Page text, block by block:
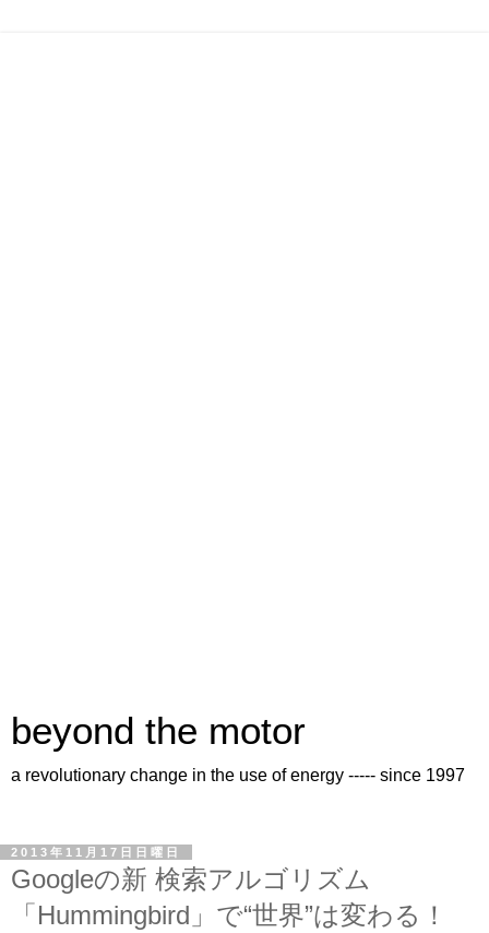
beyond the motor
a revolutionary change in the use of energy ----- since 1997
2013年11月17日日曜日
Googleの新 検索アルゴリズム
「Hummingbird」で“世界”は変わる！